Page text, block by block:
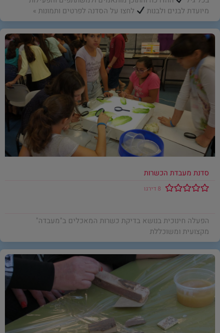
מיועדת לבנים ולבנות
לחצו על הסדנה לפרטים ותמונות »
סדנת מעבדת הכשרות
הפעלה חינוכית בנושא בדיקת כשרות המאכלים ב"מעבדה"
מקצועית ומשוכללת